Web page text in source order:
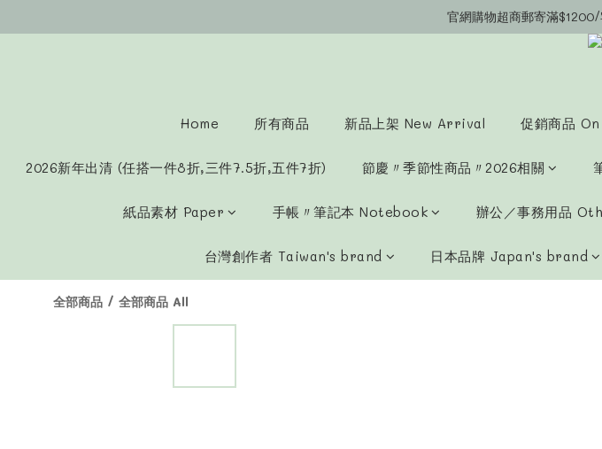
官網會員募集中~立即註
官網購物超商郵寄滿
官網會員募集中~立即註
Home 所有商品 新品上架 New Arrival 促銷商品
2026新年出清 (任搭一件8折,三件7.5折,五件7折) 節慶〃季節性商品〃2026相關
紙品素材 Paper 手帳〃筆記本 Notebook 辦公／事務用品
台灣創作者 Taiwan's brand 日本品牌 Japan's brand
全部商品 / 全部商品 All